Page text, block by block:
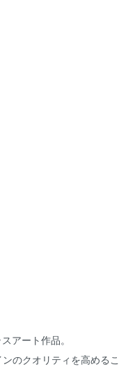
アート作品。
のクオリティを高めるこ